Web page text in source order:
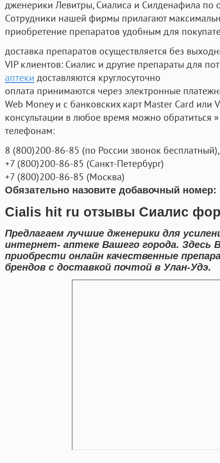
дженерики Левитры, Сиалиса и Силденафила по
Cотрудники нашей фирмы прилагают
приобретение препаратов удобным для
доставка препаратов осуществляется без
VIP клиентов: Сиалис и другие препараты для
аптеки доставляются круглосуточно
оплата принимаются через электронные
Web Money и с банковских карт Master Card или
консультации в любое время можно обратиться
телефонам:
8 (800)200-86-85 (по России звонок бесплатный),
+7 (800)200-86-85 (Санкт-Петербург)
+7 (800)200-86-85 (Москва)
Обязательно назовите добавочный номер:
Cialis hit ru отзывы Сиалис
Предлагаем лучшие дженерики для
интернет- аптеке Вашего города. Здесь
приобрести онлайн качественные
брендов с доставкой почтой в Улан-Удэ.